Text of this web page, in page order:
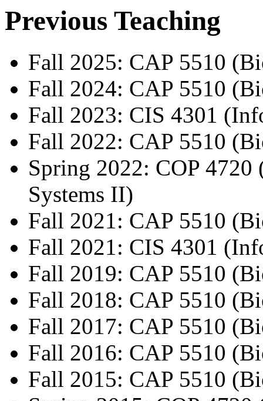
Previous Teaching
Fall 2025: CAP 5510
Fall 2024: CAP 5510
Fall 2023: CIS 4301
Fall 2022: CAP 5510
Spring 2022: COP
Systems II)
Fall 2021: CAP 5510
Fall 2021: CIS 4301
Fall 2019: CAP 5510
Fall 2018: CAP 5510
Fall 2017: CAP 5510
Fall 2016: CAP 5510
Fall 2015: CAP 5510